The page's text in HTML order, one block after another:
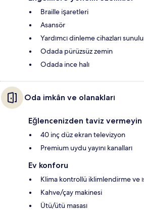
Braille işaretleri
Asansör
Yardımcı dinleme cihazları
Odada pürüzsüz zemin
Odada ince halı
Oda imkân ve olanakları
Eğlencenizden taviz vermeyin
40 inç düz ekran televizyon
Premium uydu yayını kanalları
Ev konforu
Klima kontrollü iklimlendirme ve
Kahve/çay makinesi
Ütü/ütü masası